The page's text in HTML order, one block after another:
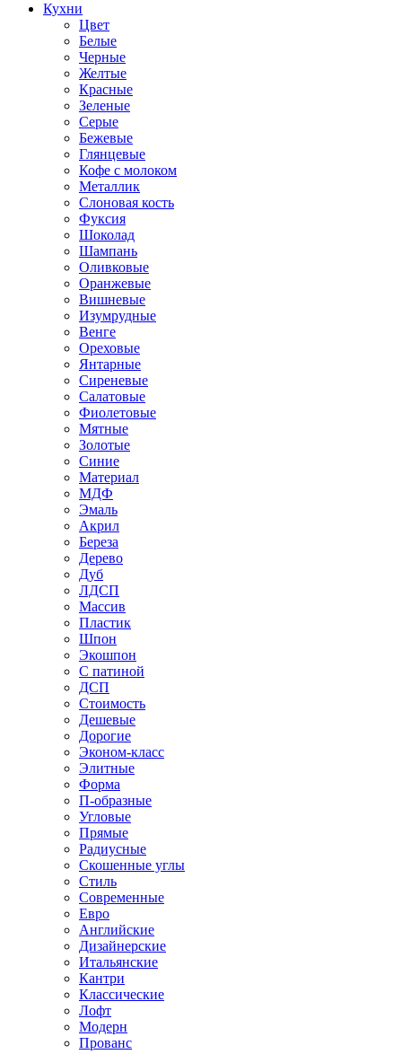
Кухни
Цвет
Белые
Черные
Желтые
Красные
Зеленые
Серые
Бежевые
Глянцевые
Кофе с молоком
Металлик
Слоновая кость
Фуксия
Шоколад
Шампань
Оливковые
Оранжевые
Вишневые
Изумрудные
Венге
Ореховые
Янтарные
Сиреневые
Салатовые
Фиолетовые
Мятные
Золотые
Синие
Материал
МДФ
Эмаль
Акрил
Береза
Дерево
Дуб
ЛДСП
Массив
Пластик
Шпон
Экошпон
С патиной
ДСП
Стоимость
Дешевые
Дорогие
Эконом-класс
Элитные
Форма
П-образные
Угловые
Прямые
Радиусные
Скошенные углы
Стиль
Современные
Евро
Английские
Дизайнерские
Итальянские
Кантри
Классические
Лофт
Модерн
Прованс